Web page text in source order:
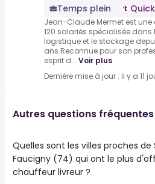
Temps plein
Jean-Claude Mermet est
120 salariés spécialisée dans
logistique et le stockage
ans.Reconnue pour son
esprit d... Voir plus
Dernière mise à jour : il y a 11
Autres questions fréquentes
Quelles sont les villes proches
Faucigny (74) qui ont le plus
chauffeur livreur ?